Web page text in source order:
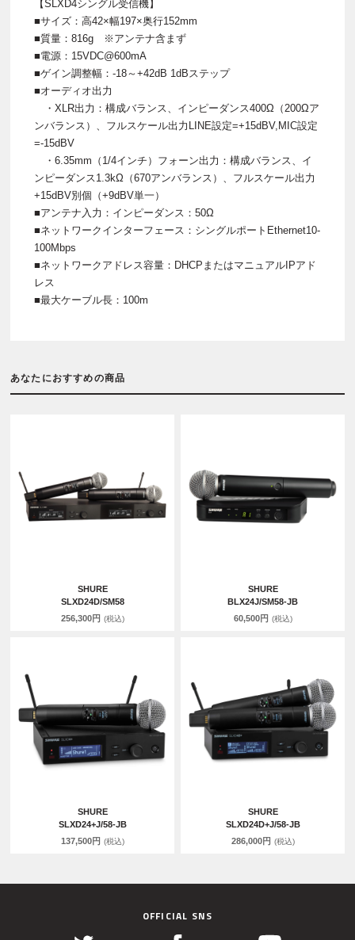
【SLXD4シングル受信機】
■サイズ：高42×幅197×奥行152mm
■質量：816g ※アンテナ含まず
■電源：15VDC@600mA
■ゲイン調整幅：-18～+42dB 1dBステップ
■オーディオ出力
・XLR出力：構成バランス、インピーダンス400Ω（200Ωア
ンバランス）、フルスケール出力LINE設定=+15dBV,MIC設定
=-15dBV
・6.35mm（1/4インチ）フォーン出力：構成バランス、イ
ンピーダンス1.3kΩ（670アンバランス）、フルスケール出力
+15dBV別個（+9dBV単一）
■アンテナ入力：インピーダンス：50Ω
■ネットワークインターフェース：シングルポートEthernet10-
100Mbps
■ネットワークアドレス容量：DHCPまたはマニュアルIPアド
レス
■最大ケーブル長：100m
あなたにおすすめの商品
SHURE
SLXD24D/SM58
256,300円 (税込)
SHURE
BLX24J/SM58-JB
60,500円 (税込)
SHURE
SLXD24+J/58-JB
137,500円 (税込)
SHURE
SLXD24D+J/58-JB
286,000円 (税込)
OFFICIAL SNS